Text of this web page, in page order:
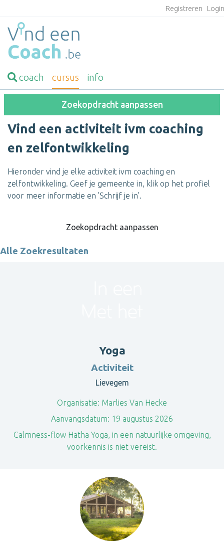
Registreren
coach cursus info
Zoekopdracht aanpassen
Vind een activiteit ivm coaching
en zelfontwikkeling
Hieronder vind je elke activiteit ivm coaching en
zelfontwikkeling. Geef je gemeente in, klik op het profiel
voor meer informatie en 'Schrijf je in'.
Zoekopdracht aanpassen
Alle Zoekresultaten
Yoga
Activiteit
Lievegem
Organisatie: Marlies Van Hecke
Aanvangsdatum: 19 augustus 2026
Calmness-flow Hatha Yoga, in een natuurlijke omgeving,
voorkennis is niet vereist.